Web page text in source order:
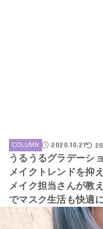
COLUMN 2020.10.21
うるうるグラデーシ
メイクトレンドを抑
メイク担当さんが教
でマスク生活も快適